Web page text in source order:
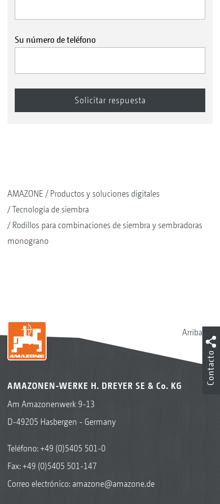
Su número de teléfono
AMAZONE
Productos y soluciones digitales
Tecnología de siembra
Rodillos para combinaciones de siembra y sembradoras
monograno
Arriba
AMAZONEN-WERKE H. DREYER SE & Co. KG
Am Amazonenwerk 9-13
D-49205 Hasbergen - Germany
Teléfono:+49 (0)5405 501-0
Fax: +49 (0)5405 501-147
Correo electrónico: amazone@amazone.de
Contacto